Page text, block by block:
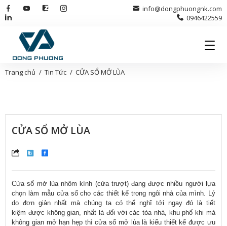
info@dongphuongnk.com
0946422559
Trang chủ Tin Tức CỬA SỔ MỞ LÙA
CỬA SỔ MỞ LÙA
Cửa sổ mở l ùanhôm kính (cửa trượt) đang được nhiều người lựa
chọn làm mẫu cửa sổ cho các thiết kế trong ngôi nhà của mình. Lý
do đơn giản nhất mà chúng ta có thể nghĩ tới ngayđó là tiết
kiệm được không gian, nhất là đối với các tòa nhà, khu phố khi mà
không gian mở hạn hẹp thì cửa sổ mở l ùa là kiểu thiết kếđược ưu